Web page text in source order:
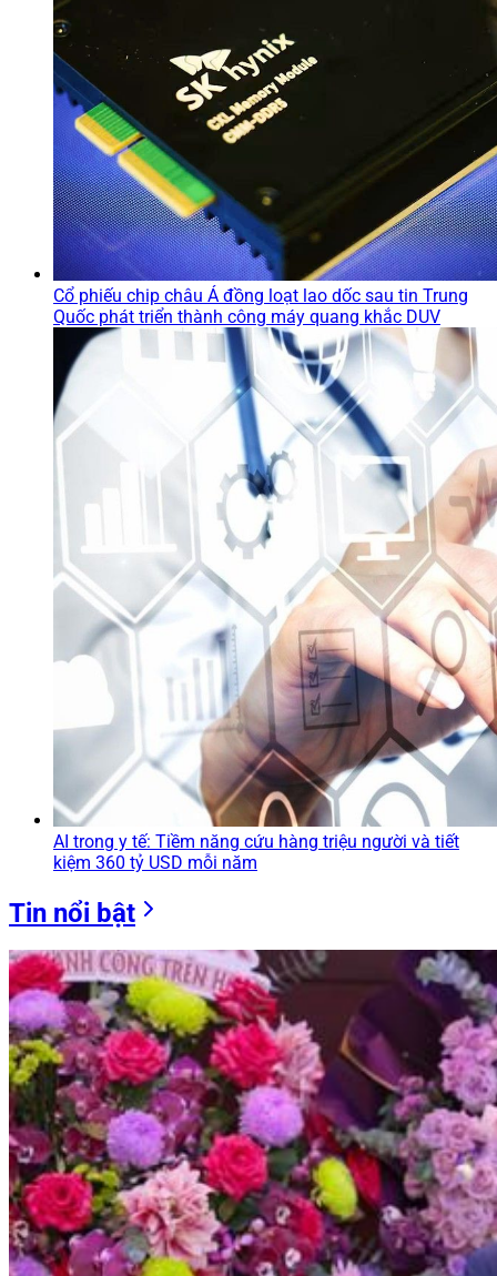
Cổ phiếu chip châu Á đồng loạt lao dốc sau tin Trung
Quốc phát triển thành công máy quang khắc DUV
AI trong y tế: Tiềm năng cứu hàng triệu người và tiết
kiệm 360 tỷ USD mỗi năm
Tin nổi bật